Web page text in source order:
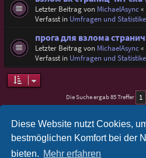
Diese Website nutzt Cookies,
bestmöglichen Komfort bei der
bieten. Mehr erfahren
Letzter Beitrag von MichaelAsync«
Verfasst in Umfragen und
прога для взлома
Letzter Beitrag von MichaelAsync«
Verfasst in Umfragen und
Die Suche ergab 85 Treffer 1
Foren-Übersicht